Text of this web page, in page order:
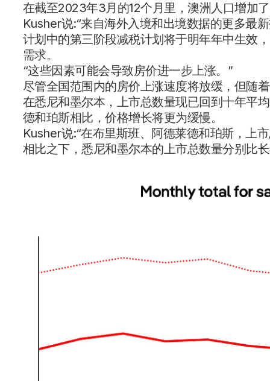
在截至2023年3月的12个月里，澳洲人口增加
Kusher说:“来自海外入境和出境数据的更多最
计划中的第三阶段减税计划将于明年年中生效
需求。
“这些因素可能会导致房价进一步上涨。”
尽管全国范围内的房价上涨速度将放缓，但随
在悉尼和墨尔本，上市总数量现已回到十年平
德和珀斯相比，价格增长将更为缓慢。
Kusher说:“在布里斯班、阿德莱德和珀斯，上
相比之下，悉尼和墨尔本的上市总数量分别比